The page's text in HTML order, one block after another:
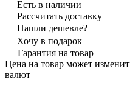
Есть в наличии
Рассчитать доставку
Нашли дешевле?
Хочу в подарок
Гарантия на товар
Цена на товар может
валют